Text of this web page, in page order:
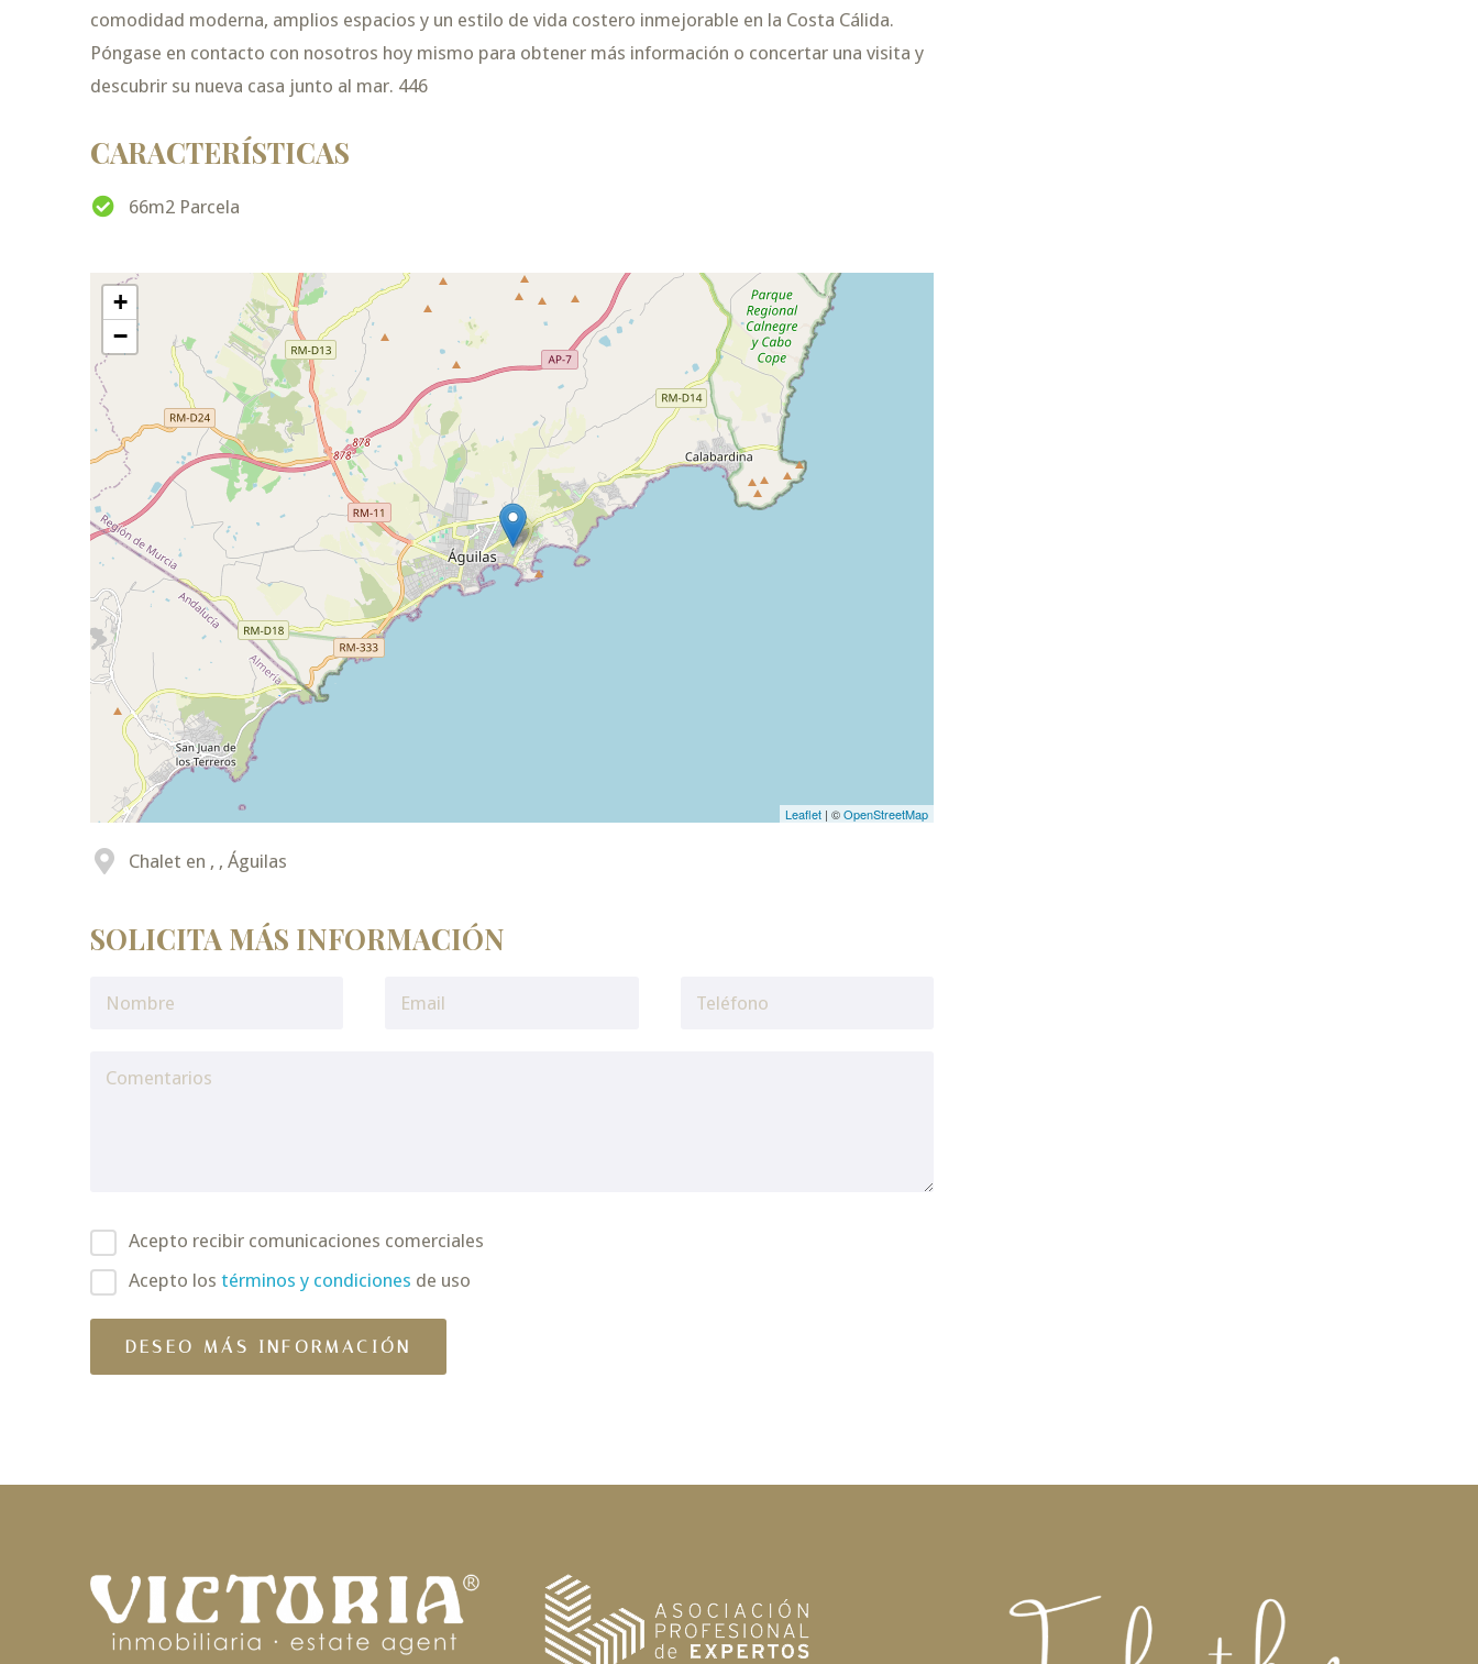
comodidad moderna, amplios espacios y un estilo de vida costero inmejorable en la Costa Cálida.
Póngase en contacto con nosotros hoy mismo para obtener más información o concertar una visita y
descubrir su nueva casa junto al mar. 446
CARACTERÍSTICAS
66m2 Parcela
+
−
Leaflet | ©OpenStreetMap
Chalet en , , Águilas
SOLICITA MÁS INFORMACIÓN
Acepto recibir comunicaciones comerciales
Acepto los términos y condiciones de uso